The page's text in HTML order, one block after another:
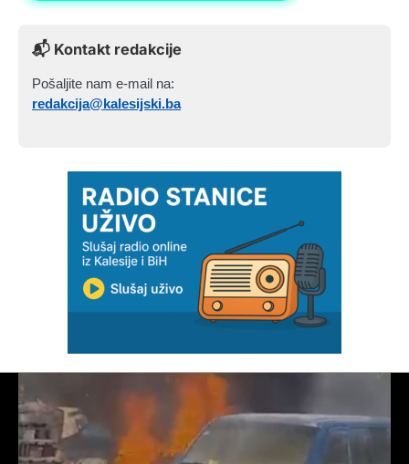
📬 Kontakt redakcije
Pošaljite nam e-mail na:
redakcija@kalesijski.ba